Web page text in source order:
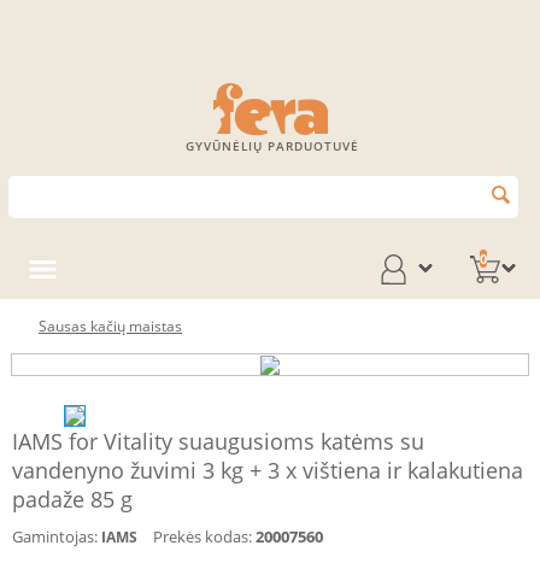
GYVŪNĖLIŲ PARDUOTUVĖ
0
Sausas kačių maistas
IAMS for Vitality suaugusioms katėms su
vandenyno žuvimi 3 kg + 3 x vištiena ir kalakutiena
padaže 85 g
Gamintojas: IAMS Prekės kodas:20007560